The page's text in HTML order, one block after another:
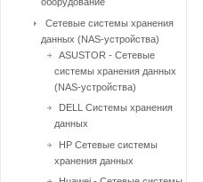
Сетевые системы хранения
данных (NAS-устройства)
ASUSTOR - Сетевые
системы хранения данных
(NAS-устройства)
DELL Системы хранения
данных
HP Сетевые системы
хранения данных